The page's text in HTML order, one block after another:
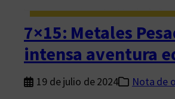
7×15: Metales
intensa aventura
19 de julio de 2024 Nota de